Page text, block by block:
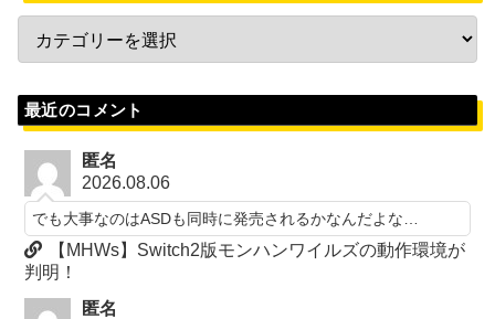
最近のコメント
匿名
2026.08.06
でも大事なのはASDも同時に発売されるかなんだよな…
【MHWs】Switch2版モンハンワイルズの動作環境が
判明！
匿名